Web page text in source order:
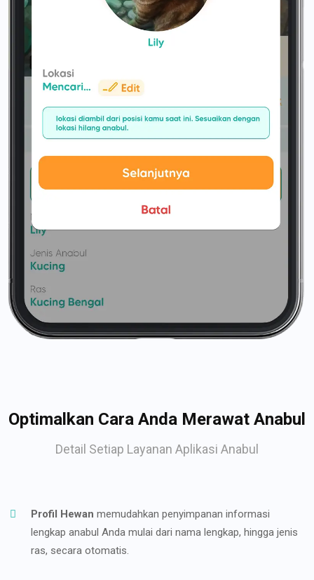
Optimalkan Cara Anda Merawat Anabul
Detail Setiap Layanan Aplikasi Anabul
Profil Hewan memudahkan penyimpanan informasi
lengkap anabul Anda mulai dari nama lengkap, hingga jenis
ras, secara otomatis.